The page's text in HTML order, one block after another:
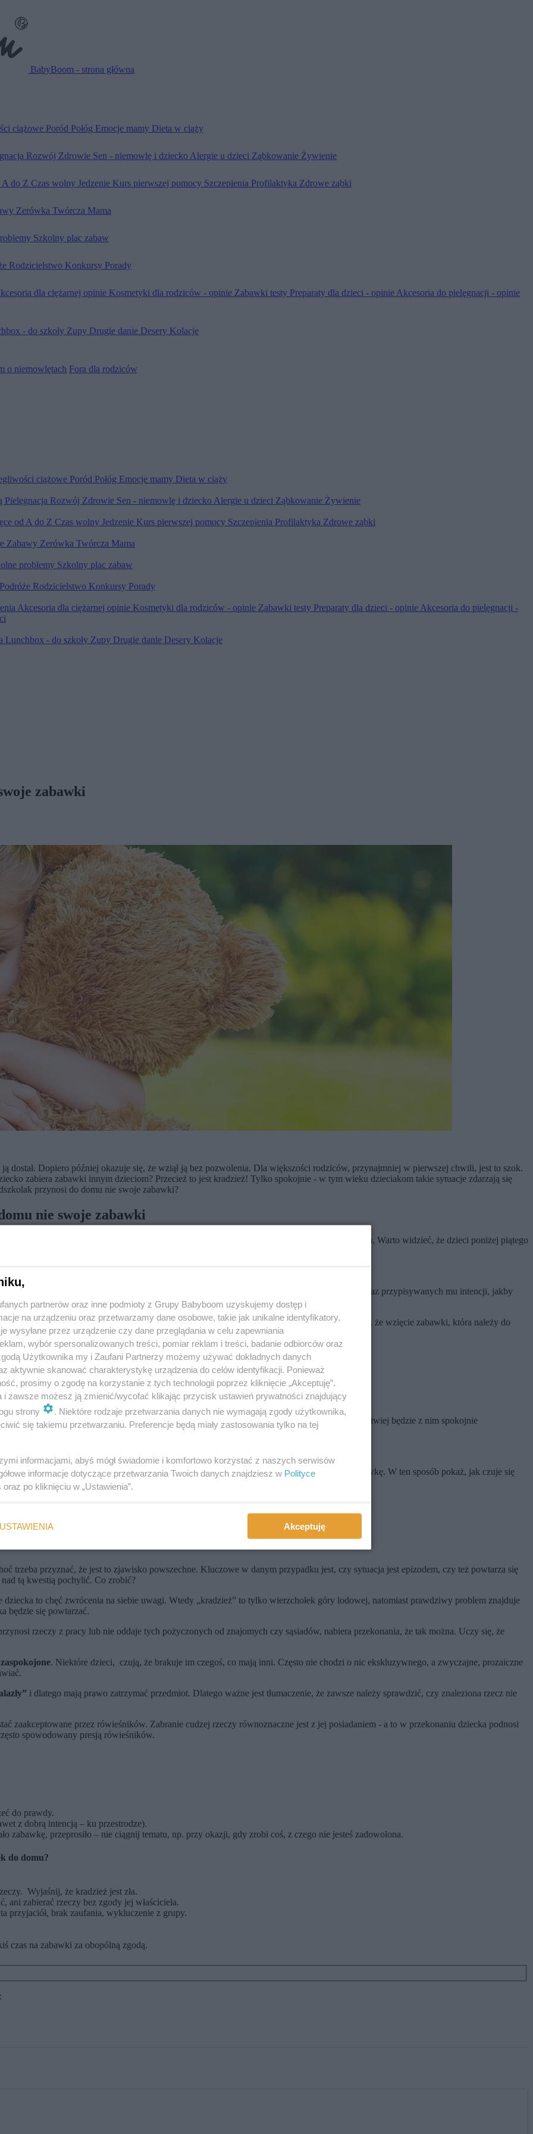
BabyBoom - strona główna
ciążowe Poród Połóg Emocje mamy Dieta w ciąży
Rozwój Zdrowie Sen - niemowlę i dziecko Alergie u dzieci Ząbkowanie Żywienie
A do Z Czas wolny Jedzenie Kurs pierwszej pomocy Szczepienia Profilaktyka Zdrowe ząbki
Zerówka Twórcza Mama
Szkolny plac zabaw
Rodzicielstwo Konkursy Porady
dla ciężarnej opinie Kosmetyki dla rodziców - opinie Zabawki testy Preparaty dla dzieci - opinie Akcesoria do pielęgnacji - opinie
- do szkoły Zupy Drugie danie Desery Kolacje
o niemowlętach Fora dla rodziców
ciążowe Poród Połóg Emocje mamy Dieta w ciąży
Pielęgnacja Rozwój Zdrowie Sen - niemowlę i dziecko Alergie u dzieci Ząbkowanie Żywienie
od A do Z Czas wolny Jedzenie Kurs pierwszej pomocy Szczepienia Profilaktyka Zdrowe ząbki
Zabawy Zerówka Twórcza Mama
problemy Szkolny plac zabaw
Podróże Rodzicielstwo Konkursy Porady
Akcesoria dla ciężarnej opinie Kosmetyki dla rodziców - opinie Zabawki testy Preparaty dla dzieci - opinieAkcesoria do pielęgnacji -
Lunchbox - do szkoły Zupy Drugie danie Desery Kolacje
zabawki
dostał. Dopiero później okazuje się, że wziął ją bez pozwolenia. Dla większości rodziców, przynajmniej w pierwszej chwili, jest to szok.
zabiera zabawki innym dzieciom? Przecież to jest kradzież! Tylko spokojnie - w tym wieku dzieciakom takie sytuacje zdarzają się
przynosi do domu nie swoje zabawki?
nie swoje zabawki
ponieważ zabieranie cudzych rzeczy bez pozwolenia przedszkolakom się po prostu zdarza. Warto widzieć, że dzieci poniżej piątego
i dostawani tego, czego chcą.
Jednym z częstszych błędów rodziców i opiekunów jest traktowanie dziecka (jego zachowań) oraz przypisywanych mu intencji, jakby
robi rzeczy, które my (rodzice, opiekunowie) uznajemy za złe. I tak jest z kradzieżą.
złamaniem reguł, zachowaniem niemoralnym i złym. Tymczasem przedszkolaki nie rozumieją, że wzięcie zabawki, która należy do
później, z czasem.
widzi dziecko, a nie jak my ją interpretujemy.
tym, że bardzo pragnął mieć jakąś zabawkę, a nie jest to wyrachowane zachowanie złodzieja, łatwiej będzie z nim spokojnie
usprawiedliwiać zachowanie.
pomysł to: zachęć dziecko do zastanowienia się, jak czułoby się, gdyby ktoś zabrał mu zabawkę. W ten sposób pokaż, jak czuje się
także utratę kolegów i zaufania.
akceptują takie zachowanie.
trzeba przyznać, że jest to zjawisko powszechne. Kluczowe w danym przypadku jest, czy sytuacja jest epizodem, czy też powtarza się
tą kwestią pochylić. Co zrobić?
dziecka to chęć zwrócenia na siebie uwagi. Wtedy „kradzież” to tylko wierzchołek góry lodowej, natomiast prawdziwy problem znajduje
będzie się powtarzać.
rzeczy z pracy lub nie oddaje tych pożyczonych od znajomych czy sąsiadów, nabiera przekonania, że tak można. Uczy się, że
. Niektóre dzieci, czują, że brakuje im czegoś, co mają inni. Często nie chodzi o nic ekskluzywnego, a zwyczajne, prozaiczne
i dlatego mają prawo zatrzymać przedmiot. Dlatego ważne jest tłumaczenie, że zawsze należy sprawdzić, czy znaleziona rzecz nie
zaakceptowane przez rówieśników. Zabranie cudzej rzeczy równoznaczne jest z jej posiadaniem - a to w przekonaniu dziecka podnosi
spowodowany presją rówieśników.
do prawdy.
z dobrą intencją – ku przestrodze).
zabawkę, przeprosiło – nie ciągnij tematu, np. przy okazji, gdy zrobi coś, z czego nie jesteś zadowolona.
do domu?
Wyjaśnij, że kradzież jest zła.
ani zabierać rzeczy bez zgody jej właściciela.
przyjaciół, brak zaufania, wykluczenie z grupy.
czas na zabawki za obopólną zgodą.
partnerów oraz inne podmioty z Grupy Babyboom uzyskujemy dostęp i
na urządzeniu oraz przetwarzamy dane osobowe, takie jak unikalne identyfikatory,
wysyłane przez urządzenie czy dane przeglądania w celu zapewniania
wybór spersonalizowanych treści, pomiar reklam i treści, badanie odbiorców oraz
Użytkownika my i Zaufani Partnerzy możemy używać dokładnych danych
aktywnie skanować charakterystykę urządzenia do celów identyfikacji. Ponieważ
prosimy o zgodę na korzystanie z tych technologii poprzez kliknięcie „Akceptuję”.
i zawsze możesz ją zmienić/wycofać klikając przycisk ustawień prywatności znajdujący
strony
. Niektóre rodzaje przetwarzania danych nie wymagają zgody użytkownika,
się takiemu przetwarzaniu. Preferencje będą miały zastosowania tylko na tej
informacjami, abyś mógł świadomie i komfortowo korzystać z naszych serwisów
informacje dotyczące przetwarzania Twoich danych znajdziesz w Polityce
oraz po kliknięciu w „Ustawienia”.
USTAWIENIA Akceptuję